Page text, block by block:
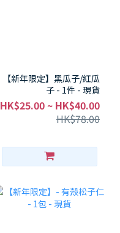
【新年限定】黑瓜子/紅瓜
子 - 1件 - 現貨
HK$25.00 ~ HK$40.00
HK$78.00